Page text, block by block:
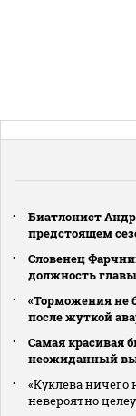
Биатлонист
предстоящем
Словенец
должность
«Торможения не
после жуткой
Самая красивая
неожиданный
«Куклева ничего
невероятно